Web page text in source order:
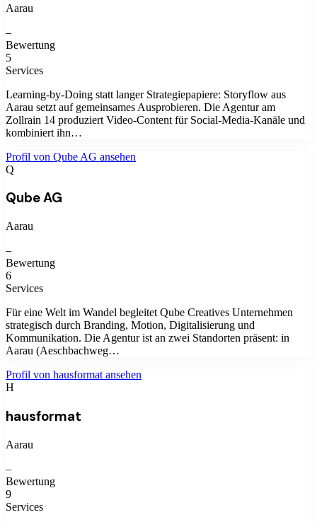
Aarau
–
Bewertung
5
Services
Learning-by-Doing statt langer Strategiepapiere: Storyflow aus
Aarau setzt auf gemeinsames Ausprobieren. Die Agentur am
Zollrain 14 produziert Video-Content für Social-Media-Kanäle und
kombiniert ihn…
Profil von Qube AG ansehen
Q
Qube AG
Aarau
–
Bewertung
6
Services
Für eine Welt im Wandel begleitet Qube Creatives Unternehmen
strategisch durch Branding, Motion, Digitalisierung und
Kommunikation. Die Agentur ist an zwei Standorten präsent: in
Aarau (Aeschbachweg…
Profil von hausformat ansehen
H
hausformat
Aarau
–
Bewertung
9
Services